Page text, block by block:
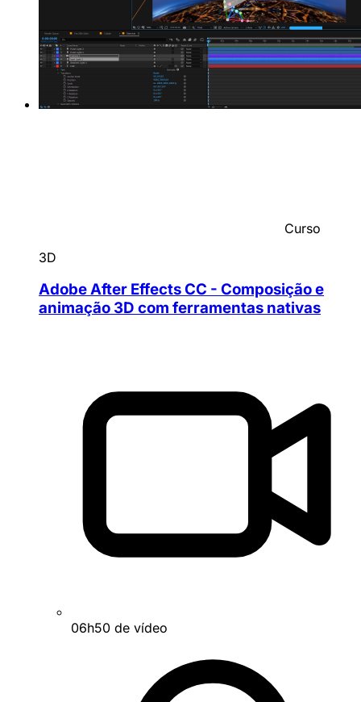
Curso
3D
Adobe After Effects CC - Composição e
animação 3D com ferramentas nativas
06h50 de vídeo